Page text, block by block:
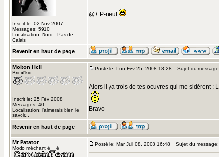
Inscrit le: 02 Nov 2007
Messages: 5910
Localisation: Nord - Pas de
Calais
@+ P-neuf
Revenir en haut de page
Molton Hell
Bricol'kid
Inscrit le: 25 Fév 2008
Messages: 40
Localisation: j'aimerais bien le
savoir...
Posté le: Lun Fév 25, 2008 18:28 Sujet du
Alors il ya trois de tes oeuvres qui me sidèrent :
Bravo
Revenir en haut de page
Mr Patator
Modo méchant è__é
Posté le: Mar Juil 08, 2008 16:48 Sujet du message: